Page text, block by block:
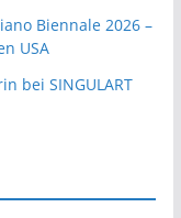
Biennale 2026 –
USA
bei SINGULART